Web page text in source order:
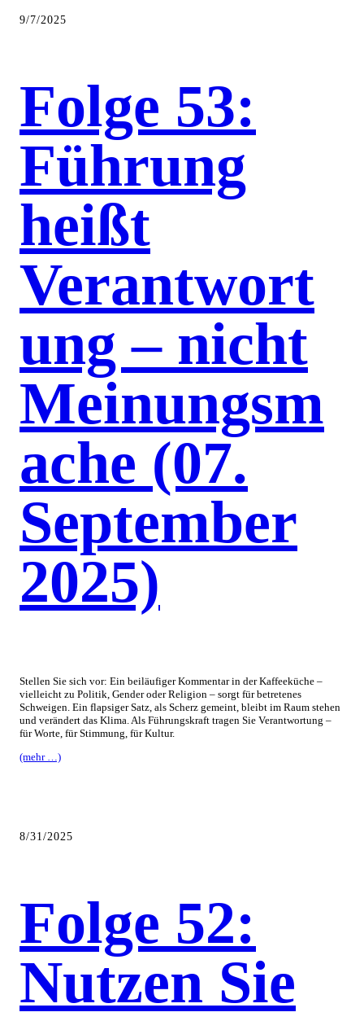
9/7/2025
Folge 53:
Führung
heißt
Verantwort
ung – nicht
Meinungsm
ache (07.
September
2025)
Stellen Sie sich vor: Ein beiläufiger Kommentar in der Kaffeeküche –
vielleicht zu Politik, Gender oder Religion – sorgt für betretenes
Schweigen. Ein flapsiger Satz, als Scherz gemeint, bleibt im Raum stehen
und verändert das Klima. Als Führungskraft tragen Sie Verantwortung –
für Worte, für Stimmung, für Kultur.
(mehr …)
8/31/2025
Folge 52:
Nutzen Sie